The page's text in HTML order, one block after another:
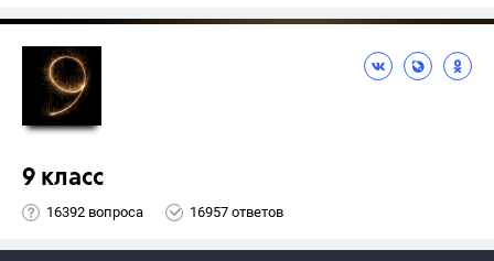
9 класс
16392 вопроса 16957 ответов